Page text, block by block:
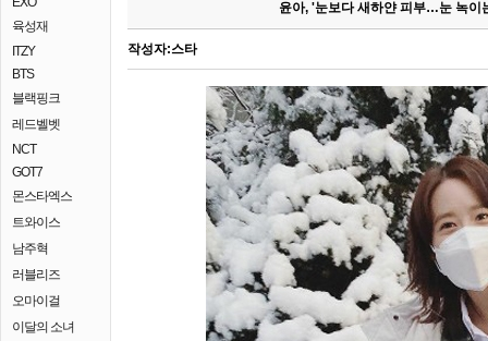
육성재
ITZY
BTS
블랙핑크
레드벨벳
NCT
GOT7
몬스타엑스
트와이스
남주혁
러블리즈
오마이걸
이달의 소녀
윤아, '눈보다 새하얀 피부…눈 녹이
작성자:스타